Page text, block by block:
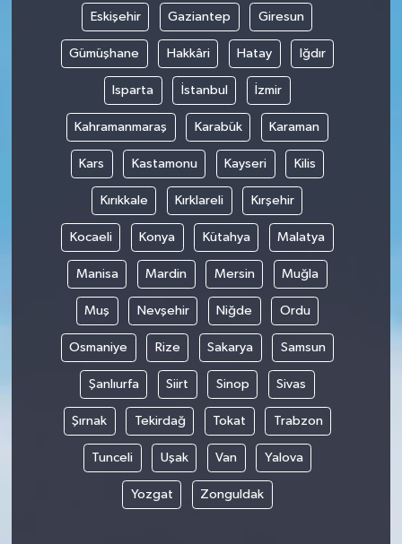
Eskişehir Gaziantep Giresun
Gümüşhane Hakkâri Hatay Iğdır
Isparta İstanbul İzmir
Kahramanmaraş Karabük Karaman
Kars Kastamonu Kayseri Kilis
Kırıkkale Kırklareli Kırşehir
Kocaeli Konya Kütahya Malatya
Manisa Mardin Mersin Muğla
Muş Nevşehir Niğde Ordu
Osmaniye Rize Sakarya Samsun
Şanlıurfa Siirt Sinop Sivas
Şırnak Tekirdağ Tokat Trabzon
Tunceli Uşak Van Yalova
Yozgat Zonguldak